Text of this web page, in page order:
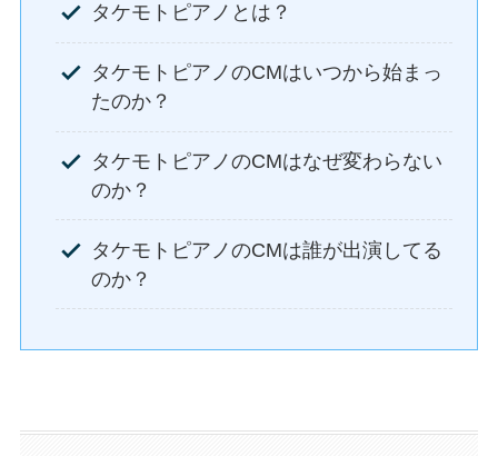
タケモトピアノとは？
タケモトピアノのCMはいつから始まっ
たのか？
タケモトピアノのCMはなぜ変わらない
のか？
タケモトピアノのCMは誰が出演してる
のか？